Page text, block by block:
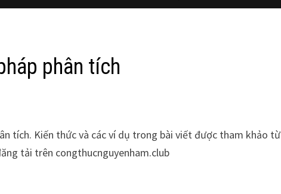
phân tích
tích. Kiến thức và các ví dụ trong bài viết được tham khảo từ
tải trên congthucnguyenham.club